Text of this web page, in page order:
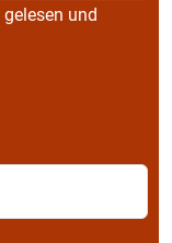
gelesen und